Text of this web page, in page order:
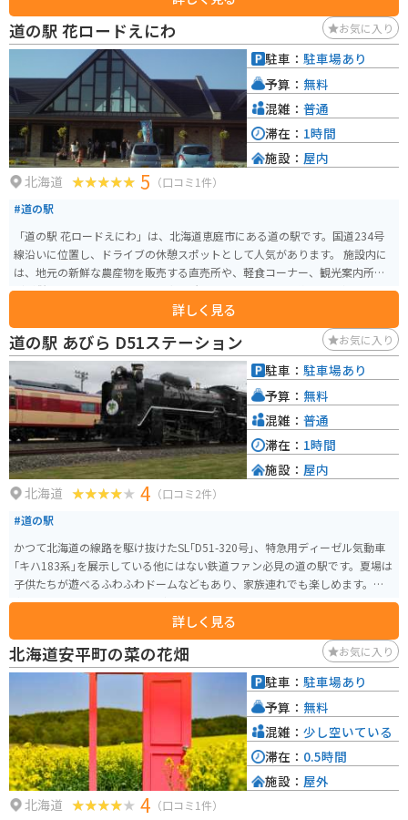
す。支笏湖で採れる魚でもっとも代表される魚が「姫鱒（ヒメマス）」で、
綺麗な水とプランクトンを多く食べて育った姫鱒の身は、まさにサーモンピ
ンク色をし、脂がのったまさに旬の魚です。 姫鱒は、主に市場で取引きさ
れ、料亭やお寿司店で販売されるため、普段なかなか食べられない魚です。
ポロピナイカンパニーでは、専属の漁師が、毎朝新鮮な姫鱒を釣るため、リ
ーズナブルな価格で堪能することができます。 日本一水質が良い湖と呼ば
れ、湖の周辺は衛生管理を徹底的にしているだけあって、湖底まで見えるほ
ど透明度が高く、泳いでいる魚が見えます。近隣には温泉が豊富にあるの
で、外で冷えた体を温めることもできます。
道の駅 花ロードえにわ お気に入り
北海道 5 （口コミ1件）
#道の駅
「道の駅 花ロードえにわ」は、北海道恵庭市にある道の駅です。国道234号
線沿いに位置し、ドライブの休憩スポットとして人気があります。 施設内に
は、地元の新鮮な農産物を販売する直売所や、軽食コーナー、観光案内所な
どが併設されています。特に、直売所のソフトクリームは絶品と評判で、多
安心です。道の駅周辺には、恵庭渓谷やえこりん村など、自然豊かな観光スポ
ットも点在しており、ツーリングの拠点としても最適です。 恵庭市は、花の
苗木の生産が盛んな地域としても知られています。道の駅では、季節ごとに
色とりどりの花々を楽しむことができます。お土産には、地元産の新鮮な野
菜や花々、花をモチーフにしたお菓子などがおすすめです。
詳しく見る
駐車： 駐車場あり
予算： 無料
混雑： 普通
滞在： 1時間
施設： 屋内
道の駅 あびら D51ステーション お気に入り
北海道 4 （口コミ2件）
#道の駅
かつて北海道の線路を駆け抜けたSL｢D51-320号｣、特急用ディーゼル気動車
｢キハ183系｣を展示している他にはない鉄道ファン必見の道の駅です。夏場は
子供たちが遊べるふわふわドームなどもあり、家族連れでも楽しめます。屋
内にはパンや特産品、野菜などもあります。
詳しく見る
駐車： 駐車場あり
予算： 無料
混雑： 普通
滞在： 1時間
施設： 屋内
北海道安平町の菜の花畑 お気に入り
北海道 4 （口コミ1件）
駐車： 駐車場あり
予算： 無料
混雑： 少し空いている
滞在： 0.5時間
施設： 屋外